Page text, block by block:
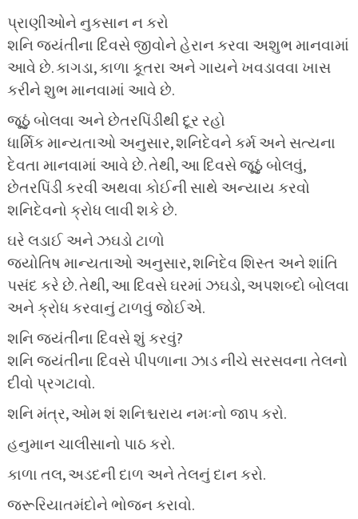
પ્રાણીઓને નુકસાન ન કરો
શનિ જયંતીના દિવસે જીવોને હેરાન કરવા અશુભ માનવામાં
આવે છે. કાગડા, કાળા કૂતરા અને ગાયને ખવડાવવા ખાસ
કરીને શુભ માનવામાં આવે છે.
જૂઠું બોલવા અને છેતરપિંડીથી દૂર રહો
ધાર્મિક માન્યતાઓ અનુસાર, શનિદેવને કર્મ અને સત્યના
દેવતા માનવામાં આવે છે. તેથી, આ દિવસે જૂઠું બોલવું,
છેતરપિંડી કરવી અથવા કોઈની સાથે અન્યાય કરવો
શનિદેવનો ક્રોધ લાવી શકે છે.
ઘરે લડાઈ અને ઝઘડો ટાળો
જ્યોતિષ માન્યતાઓ અનુસાર, શનિદેવ શિસ્ત અને શાંતિ
પસંદ કરે છે. તેથી, આ દિવસે ઘરમાં ઝઘડો, અપશબ્દો બોલવા
અને ક્રોધ કરવાનું ટાળવું જોઈએ.
શનિ જયંતીના દિવસે શું કરવું?
શનિ જયંતીના દિવસે પીપળાના ઝાડ નીચે સરસવના તેલનો
દીવો પ્રગટાવો.
શનિ મંત્ર, ઓમ શં શનિશ્ચરાય નમઃનો જાપ કરો.
હનુમાન ચાલીસાનો પાઠ કરો.
કાળા તલ, અડદની દાળ અને તેલનું દાન કરો.
જરૂરિયાતમંદોને ભોજન કરાવો.